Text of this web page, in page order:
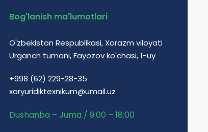
Bog'lanish ma'lumotlari
O'zbekiston Respublikasi, Xorazm viloyati
Urganch tumani, Fayozov ko'chasi, 1-uy
+998 (62) 229-28-35
xoryuridiktexnikum@umail.uz
Dushanba – Juma / 9:00 – 18:00